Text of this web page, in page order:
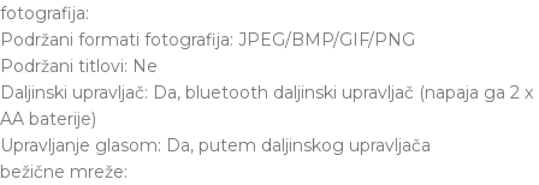
fotografija:
Podržani formati fotografija: JPEG/BMP/GIF/PNG
Podržani titlovi: Ne
Daljinski upravljač: Da, bluetooth daljinski upravljač (napaja ga 2 x
AA baterije)
Upravljanje glasom: Da, putem daljinskog upravljača
bežične mreže: